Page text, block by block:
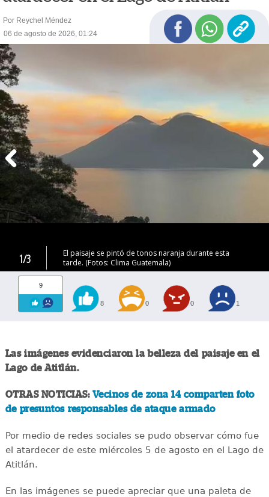
Por Reychel Méndez
06 de agosto de 2026, 01:24
1/3
El paisaje se pintó de tonos naranja durante esta
tarde. (Fotos: Clima Guatemala)
9
8 0 0 1
Las imágenes evidenciaron la belleza del paisaje en el
Lago de Atitlán.
OTRAS NOTICIAS: Vecinos de zona 14 comparten foto
de presuntos responsables de ataque armado
Por medio de redes sociales se pudo observar cómo fue
el atardecer de este miércoles 5 de agosto en el Lago de
Atitlán.
En las imágenes se puede apreciar que una paleta de